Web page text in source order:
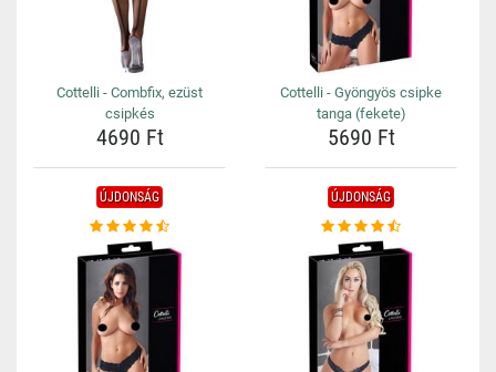
Cottelli - Combfix, ezüst
csipkés
4690 Ft
Cottelli - Gyöngyös csipke
tanga (fekete)
5690 Ft
ÚJDONSÁG ÚJDONSÁG